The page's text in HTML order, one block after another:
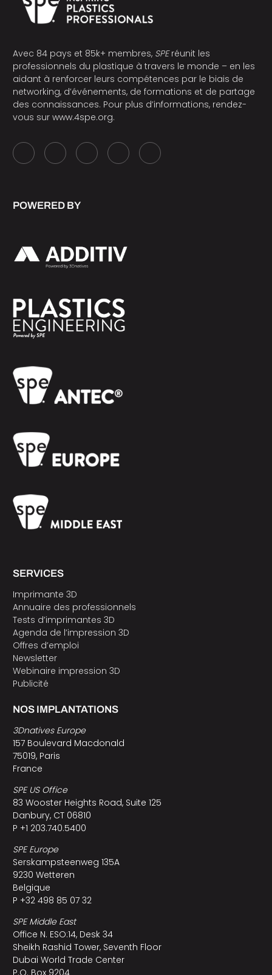
Avec 84 pays et 85k+ membres, SPEréunit les
professionnels du plastique à travers le monde – en les
aidant à renforcer leurs compétences par le biais de
networking, d’événements, de formations et de partage
des connaissances. Pour plus d’informations, rendez-
vous sur www.4spe.org.
POWERED BY
SERVICES
Imprimante 3D
Annuaire des professionnels
Tests d’imprimantes 3D
Agenda de l’impression 3D
Offres d’emploi
Newsletter
Webinaire impression 3D
Publicité
NOS IMPLANTATIONS
3Dnatives Europe
157 Boulevard Macdonald
75019, Paris
France
SPE US Office
83 Wooster Heights Road, Suite 125
Danbury, CT 06810
P +1 203.740.5400
SPE Europe
Serskampsteenweg 135A
9230 Wetteren
Belgique
P +32 498 85 07 32
SPE Middle East
Office N. ESO:14, Desk 34
Sheikh Rashid Tower, Seventh Floor
Dubai World Trade Center
P.O. Box 9204